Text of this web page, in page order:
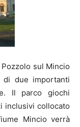
Pozzolo sul Mincio
due importanti
Il parco giochi
inclusivi collocato
Mincio verrà